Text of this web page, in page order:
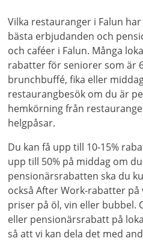
Vilka restauranger i Falun
bästa erbjudanden och
och caféer i Falun. Många
rabatter för seniorer som är
brunchbuffé, fika eller
restaurangbesök om du är
hemkörning från
helgpåsar.
Du kan få upp till 10-15%
upp till 50% på middag om
pensionärsrabatten ska du
också After Work-rabatter på
priser på öl, vin eller bubbel.
eller pensionärsrabatt på
så att vi kan dela det med